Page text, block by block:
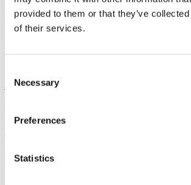
provided to them or that they’ve
of their services.
Selection
Necessary
Preferences
Statistics
ecologisch ontwerp. Het project heeft als doel
gebruik van zeildoeken te realiseren.
The RETAIN consortium acknowledges the
providing financial support under grant
providing financial support under grant